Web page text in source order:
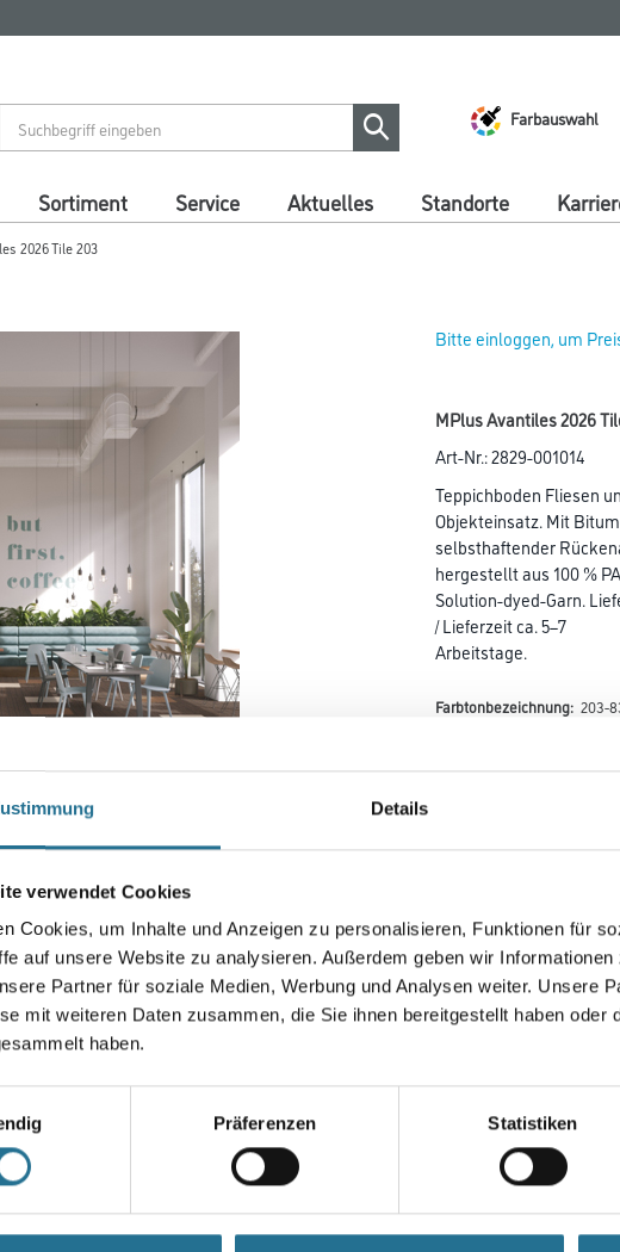
Details
verwendet Cookies
Cookies, um Inhalte und Anzeigen zu personalisieren, Funktionen für
auf unsere Website zu analysieren. Außerdem geben wir
Partner für soziale Medien, Werbung und Analysen weiter. Unsere
mit weiteren Daten zusammen, die Sie ihnen bereitgestellt haben oder
haben.
Präferenzen Statistiken
Farbauswahl
Sortiment Service Aktuelles Standorte
2026 Tile 203
ähnlich
Bitte einloggen, um
MPlus Avantiles 2026
Art-Nr.:2829-001014
Teppichboden Fliesen
Objekteinsatz. Mit
selbsthaftender
hergestellt aus 100 % PA
Solution-dyed-Garn.
/ Lieferzeit ca. 5–7
Arbeitstage.
Farbtonbezeichnung: 203-
Länge in centimeter
Gebinde
Umrechnungsfaktoren